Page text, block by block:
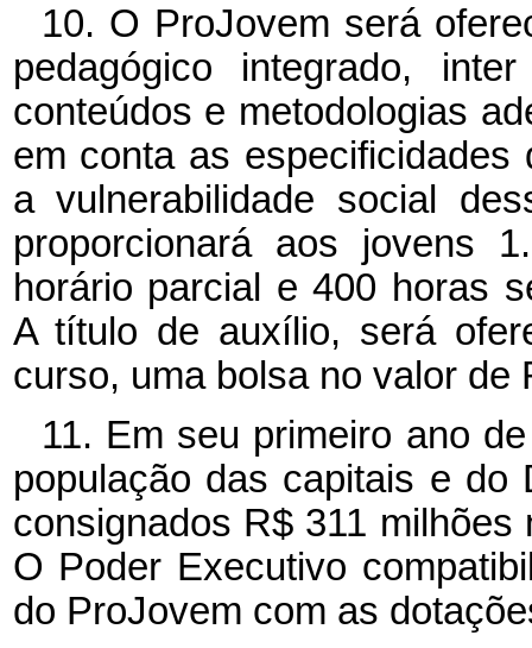
10. O ProJovem será
pedagógico integrado,
conteúdos e metodologias
em conta as especificidades
a vulnerabilidade social
proporcionará aos jovens
horário parcial e 400 horas
A título de auxílio, será
curso, uma bolsa no valor de
11. Em seu primeiro ano
população das capitais e do
consignados R$ 311
O Poder Executivo
do ProJovem com as